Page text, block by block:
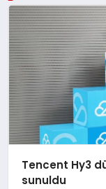
Tencent Hy3
sunuldu